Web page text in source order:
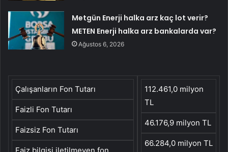
Metgün Enerji halka arz kaç lot verir?
METEN Enerji halka arz bankalarda var?
Ağustos 6, 2026
Çalışanların Fon Tutarı
Faizli Fon Tutarı
Faizsiz Fon Tutarı
112.461,0 milyon
TL
46.176,9 milyon TL
66.284,0 milyon TL